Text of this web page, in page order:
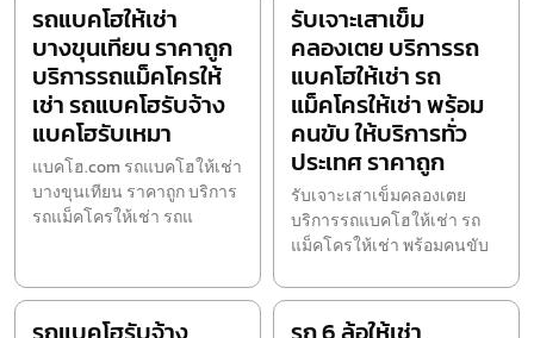
รถแบคโฮให้เช่า
บางขุนเทียน ราคาถูก
บริการรถแม็คโครให้
เช่า รถแบคโฮรับจ้าง
แบคโฮรับเหมา
แบคโฮ.com รถแบคโฮให้เช่า
บางขุนเทียน ราคาถูก บริการ
รถแม็คโครให้เช่า รถแ
รับเจาะเสาเข็ม
คลองเตย บริการรถ
แบคโฮให้เช่า รถ
แม็คโครให้เช่า พร้อม
คนขับ ให้บริการทั่ว
ประเทศ ราคาถูก
รับเจาะเสาเข็มคลองเตย
บริการรถแบคโฮให้เช่า รถ
แม็คโครให้เช่า พร้อมคนขับ